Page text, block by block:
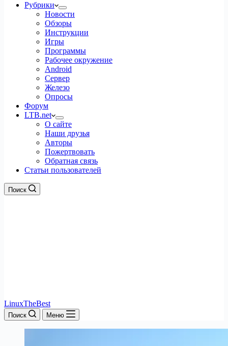
Рубрики
Новости
Обзоры
Инструкции
Игры
Программы
Рабочее окружение
Android
Сервер
Железо
Опросы
Форум
LTB.net
О сайте
Наши друзья
Авторы
Пожертвовать
Обратная связь
Статьи пользователей
Поиск
LinuxTheBest
Поиск Меню